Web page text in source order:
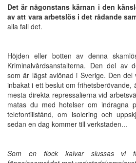
Det är någonstans kärnan i den
av att vara arbetslös i det rådande
alla fall det.
Höjden eller botten av denna
Kriminalvårdsanstalterna. Den del av
som är lägst avlönad i Sverige. Den del
inbakat i ett beslut om frihetsberövande,
mesta direkta repressalierna vid
matas du med hotelser om indragna
telefontillstånd, om isolering och
sedan en dag kommer till verkstaden...
Som en flock kalvar slussas vi